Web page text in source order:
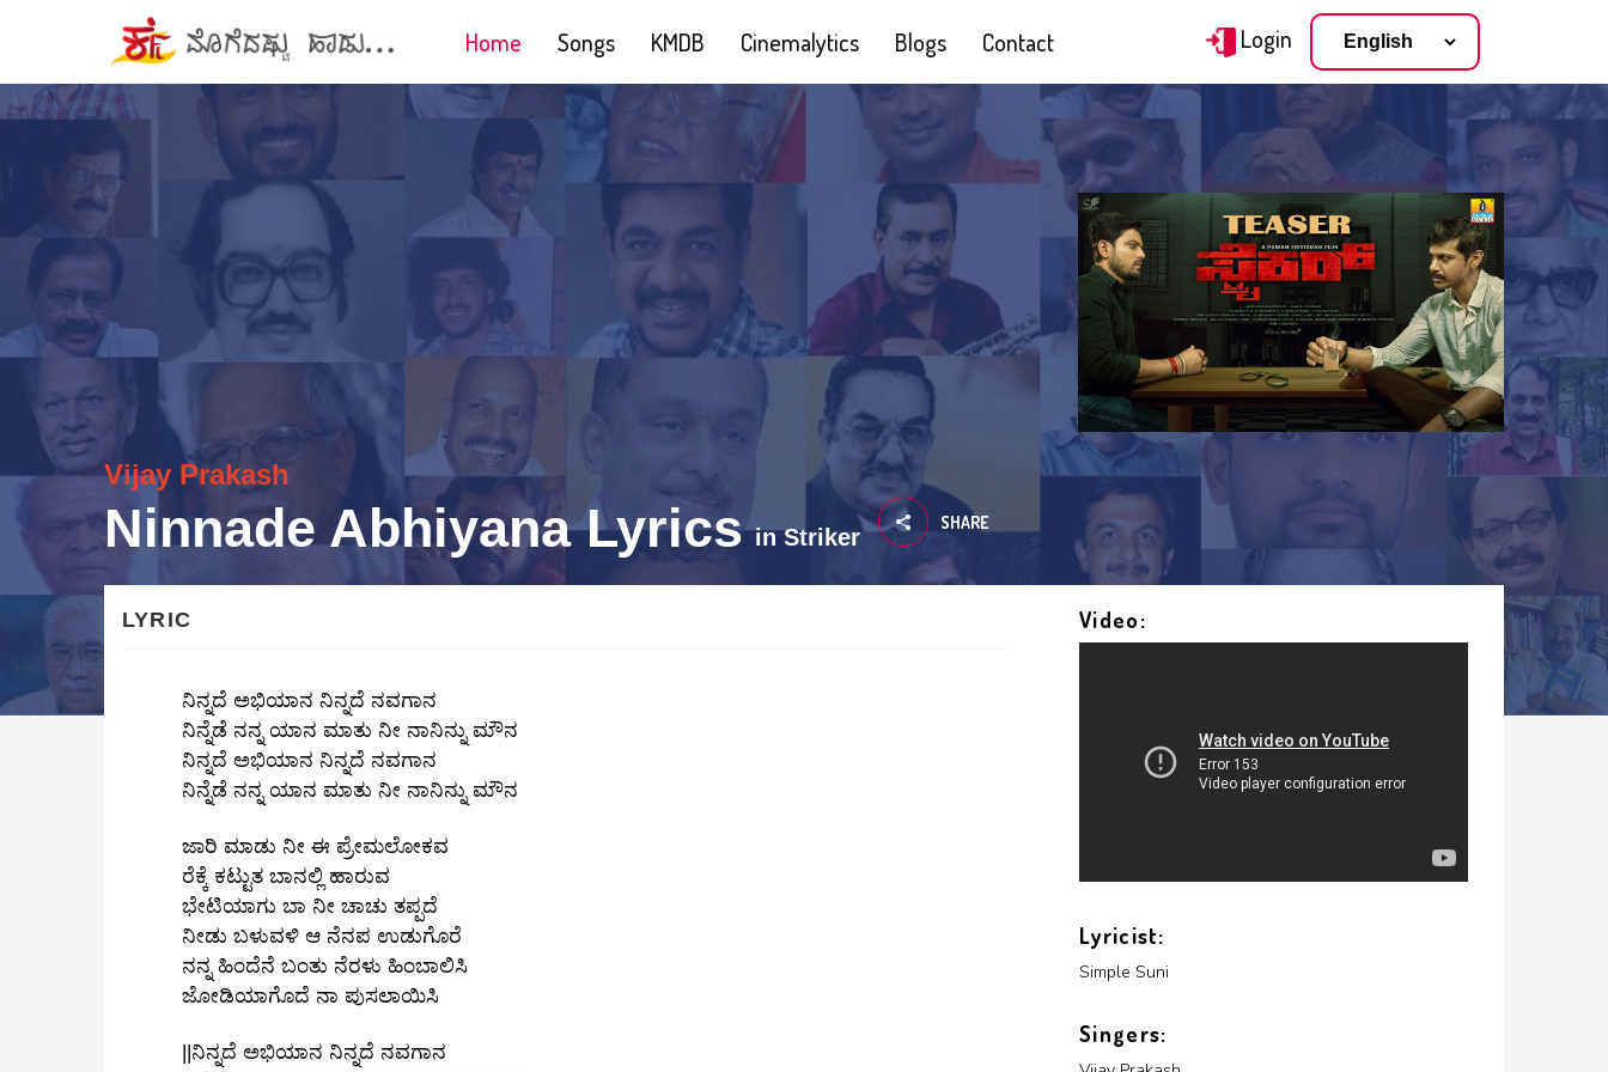
Home Songs KMDB Cinemalytics Blogs Contact Login
Vijay Prakash
Ninnade Abhiyana Lyrics inStriker
SHARE
LYRIC
ನಿನ್ನದೆ ಅಭಿಯಾನ ನಿನ್ನದೆ ನವಗಾನ
ನಿನ್ನೆಡೆ ನನ್ನ ಯಾನ ಮಾತು ನೀ ನಾನಿನ್ನು ಮೌನ
ನಿನ್ನದೆ ಅಭಿಯಾನ ನಿನ್ನದೆ ನವಗಾನ
ನಿನ್ನೆಡೆ ನನ್ನ ಯಾನ ಮಾತು ನೀ ನಾನಿನ್ನು ಮೌನ
ಜಾರಿ ಮಾಡು ನೀ ಈ ಪ್ರೇಮಲೋಕವ
ರೆಕ್ಕೆ ಕಟ್ಟುತ ಬಾನಲ್ಲಿ ಹಾರುವ
ಭೇಟಿಯಾಗು ಬಾ ನೀ ಚಾಚು ತಪ್ಪದೆ
ನೀಡು ಬಳುವಳಿ ಆ ನೆನಪ ಉಡುಗೊರೆ
ನನ್ನ ಹಿಂದೆನೆ ಬಂತು ನೆರಳು ಹಿಂಬಾಲಿಸಿ
ಜೋಡಿಯಾಗೊದೆ ನಾ ಪುಸಲಾಯಿಸಿ
||ನಿನ್ನದೆ ಅಭಿಯಾನ ನಿನ್ನದೆ ನವಗಾನ
Video:
Lyricist:
Simple Suni
Singers: